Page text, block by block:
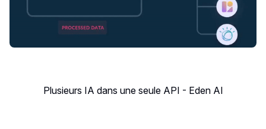
Plusieurs IA dans une seule API - Eden AI